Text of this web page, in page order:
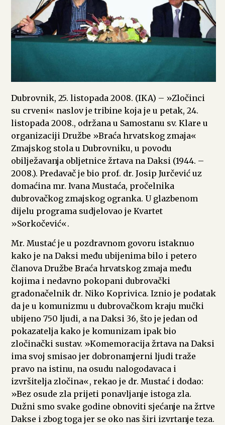
Dubrovnik, 25. listopada 2008. (IKA) – »Zločinci
su crveni« naslov je tribine koja je u petak, 24.
listopada 2008., održana u Samostanu sv. Klare u
organizaciji Družbe »Braća hrvatskog zmaja«
Zmajskog stola u Dubrovniku, u povodu
obilježavanja obljetnice žrtava na Daksi (1944. –
2008.). Predavač je bio prof. dr. Josip Jurčević uz
domaćina mr. Ivana Mustaća, pročelnika
dubrovačkog zmajskog ogranka. U glazbenom
dijelu programa sudjelovao je Kvartet
»Sorkočević«.
Mr. Mustać je u pozdravnom govoru istaknuo
kako je na Daksi među ubijenima bilo i petero
članova Družbe Braća hrvatskog zmaja među
kojima i nedavno pokopani dubrovački
gradonačelnik dr. Niko Koprivica. Iznio je podatak
da je u komunizmu u dubrovačkom kraju mučki
ubijeno 750 ljudi, a na Daksi 36, što je jedan od
pokazatelja kako je komunizam ipak bio
zločinački sustav. »Komemoracija žrtava na Daksi
ima svoj smisao jer dobronamjerni ljudi traže
pravo na istinu, na osudu nalogodavaca i
izvršitelja zločina«, rekao je dr. Mustać i dodao:
»Bez osude zla prijeti ponavljanje istoga zla.
Dužni smo svake godine obnoviti sjećanje na žrtve
Dakse i zbog toga jer se oko nas širi izvrtanje teza.